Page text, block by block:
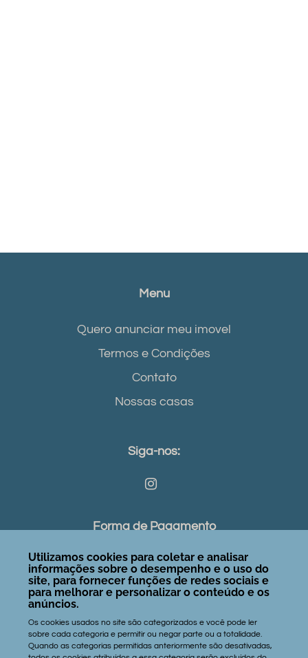
Menu
Quero anunciar meu imovel
Termos e Condições
Contato
Nossas casas
Siga-nos:
Forma de Pagamento
Contatos:
gerson@janelastaiba.com
+55 85 9 9182.2618
Utilizamos cookies para coletar e analisar
informações sobre o desempenho e o uso do
site, para fornecer funções de redes sociais e
para melhorar e personalizar o conteúdo e os
anúncios.
Os cookies usados no site são categorizados e você pode ler
sobre cada categoria e permitir ou negar parte ou a totalidade.
Quando as categorias permitidas anteriormente são desativadas,